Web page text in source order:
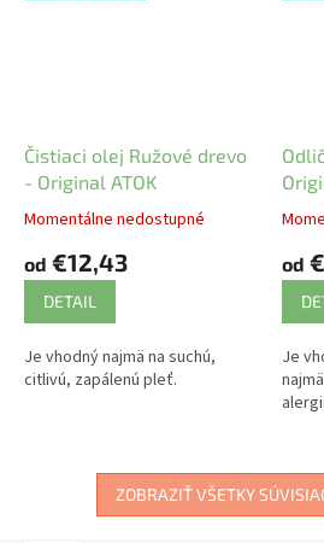
Čistiaci olej Ružové drevo
- Original ATOK
Momentálne nedostupné
od €12,43
DETAIL
Je vhodný najmä na suchú,
citlivú, zapálenú pleť.
od
Je
ZOBRAZIŤ VŠETKY